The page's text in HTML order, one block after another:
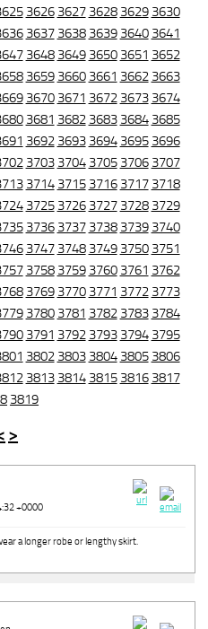
3626 3627 3628 3629 3630
3637 3638 3639 3640 3641
3648 3649 3650 3651 3652
3659 3660 3661 3662 3663
3670 3671 3672 3673 3674
3681 3682 3683 3684 3685
3692 3693 3694 3695 3696
3703 3704 3705 3706 3707
3714 3715 3716 3717 3718
3725 3726 3727 3728 3729
3736 3737 3738 3739 3740
3747 3748 3749 3750 3751
3758 3759 3760 3761 3762
3769 3770 3771 3772 3773
3780 3781 3782 3783 3784
3791 3792 3793 3794 3795
3802 3803 3804 3805 3806
3813 3814 3815 3816 3817
3819
>
+0000
a longer robe or lengthy skirt.